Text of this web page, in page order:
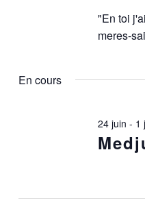
"En toi
meres-
En cours
24 juin - 1